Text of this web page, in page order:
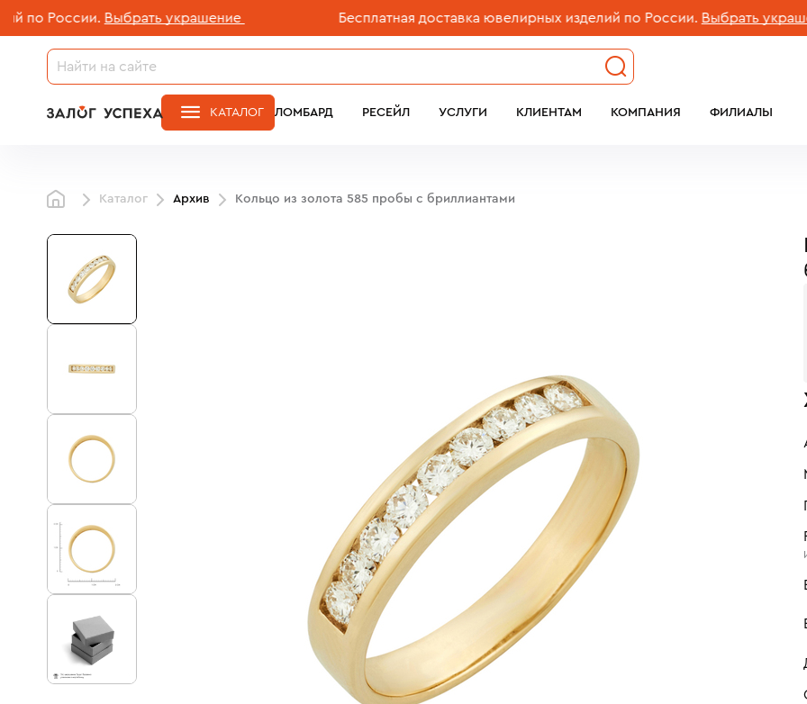
России. Выбрать украшение Бесплатная доставка ювелирных изделий по России. Выбрать украшение
ЛОМБАРД РЕСЕЙЛ УСЛУГИ КЛИЕНТАМ КОМПАНИЯ ФИЛИАЛЫ
КАТАЛОГ
Каталог Архив Кольцо из золота 585 пробы c бриллиантами